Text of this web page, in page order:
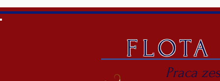
FLOTA
Praca